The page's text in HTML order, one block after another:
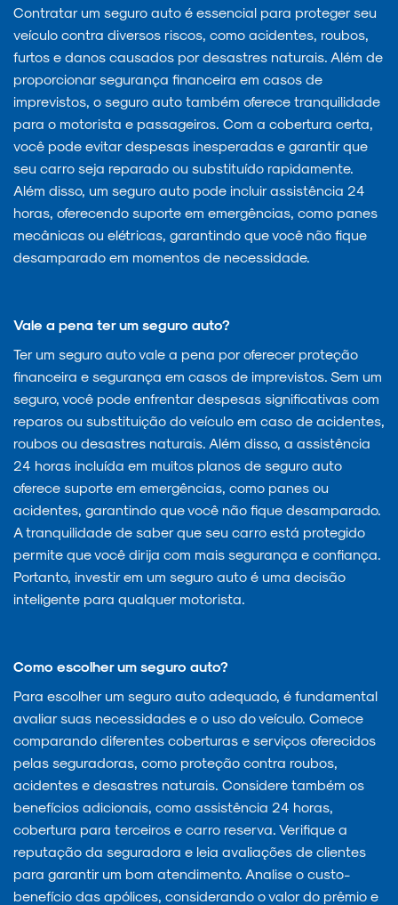
Contratar um seguro auto é essencial para proteger seu
veículo contra diversos riscos, como acidentes, roubos,
furtos e danos causados por desastres naturais. Além de
proporcionar segurança financeira em casos de
imprevistos, o seguro auto também oferece tranquilidade
para o motorista e passageiros. Com a cobertura certa,
você pode evitar despesas inesperadas e garantir que
seu carro seja reparado ou substituído rapidamente.
Além disso, um seguro auto pode incluir assistência 24
horas, oferecendo suporte em emergências, como panes
mecânicas ou elétricas, garantindo que você não fique
desamparado em momentos de necessidade.
Vale a pena ter um seguro auto?
Ter um seguro auto vale a pena por oferecer proteção
financeira e segurança em casos de imprevistos. Sem um
seguro, você pode enfrentar despesas significativas com
reparos ou substituição do veículo em caso de acidentes,
roubos ou desastres naturais. Além disso, a assistência
24 horas incluída em muitos planos de seguro auto
oferece suporte em emergências, como panes ou
acidentes, garantindo que você não fique desamparado.
A tranquilidade de saber que seu carro está protegido
permite que você dirija com mais segurança e confiança.
Portanto, investir em um seguro auto é uma decisão
inteligente para qualquer motorista.
Como escolher um seguro auto?
Para escolher um seguro auto adequado, é fundamental
avaliar suas necessidades e o uso do veículo. Comece
comparando diferentes coberturas e serviços oferecidos
pelas seguradoras, como proteção contra roubos,
acidentes e desastres naturais. Considere também os
benefícios adicionais, como assistência 24 horas,
cobertura para terceiros e carro reserva. Verifique a
reputação da seguradora e leia avaliações de clientes
para garantir um bom atendimento. Analise o custo-
benefício das apólices, considerando o valor do prêmio e